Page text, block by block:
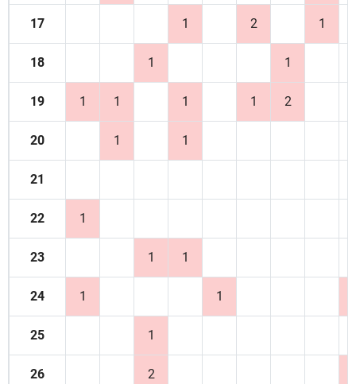
17 1 2 1
18 1 1
19 1 1 1 1 2
20 1 1
21
22 1
23 1 1
24 1 1
25 1
26 2